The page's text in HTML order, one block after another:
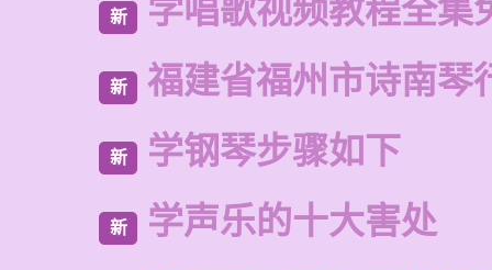
新 学唱歌视频教程全集
新 福建省福州市诗南琴
新 学钢琴步骤如下
新 学声乐的十大害处